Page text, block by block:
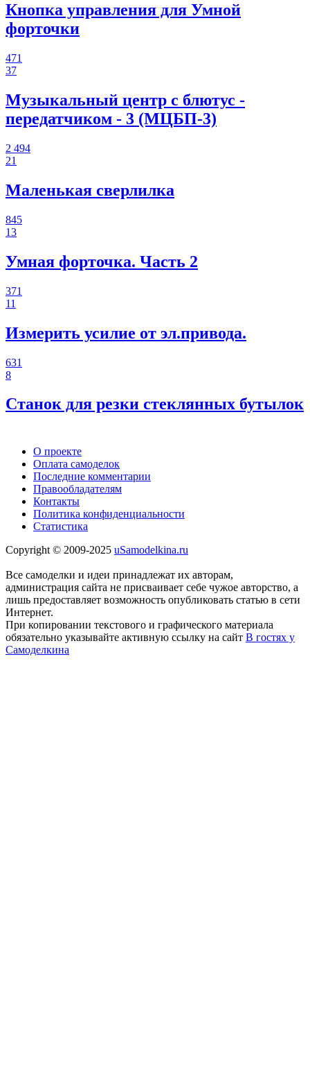
Кнопка управления для Умной
форточки
471
37
Музыкальный центр с блютус -
передатчиком - 3 (МЦБП-3)
2 494
21
Маленькая сверлилка
845
13
Умная форточка. Часть 2
371
11
Измерить усилие от эл.привода.
631
8
Станок для резки стеклянных бутылок
О проекте
Оплата самоделок
Последние комментарии
Правообладателям
Контакты
Политика конфиденциальности
Статистика
Copyright © 2009-2025 uSamodelkina.ru
Все самоделки и идеи принадлежат их авторам,
администрация сайта не присваивает себе чужое авторство, а
лишь предоставляет возможность опубликовать статью в сети
Интернет.
При копировании текстового и графического материала
обязательно указывайте активную ссылку на сайт В гостях у
Самоделкина